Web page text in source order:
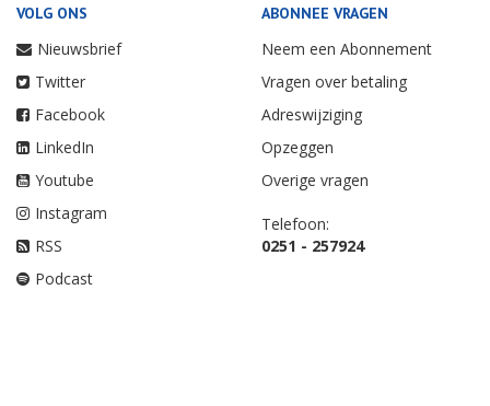
VOLG ONS
Nieuwsbrief
Twitter
Facebook
LinkedIn
Youtube
Instagram
RSS
Podcast
ABONNEE VRAGEN
Neem een Abonnement
Vragen over betaling
Adreswijziging
Opzeggen
Overige vragen
Telefoon:
0251 - 257924